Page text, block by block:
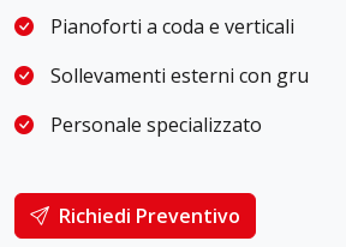
Pianoforti a coda e verticali
Sollevamenti esterni con gru
Personale specializzato
Richiedi Preventivo